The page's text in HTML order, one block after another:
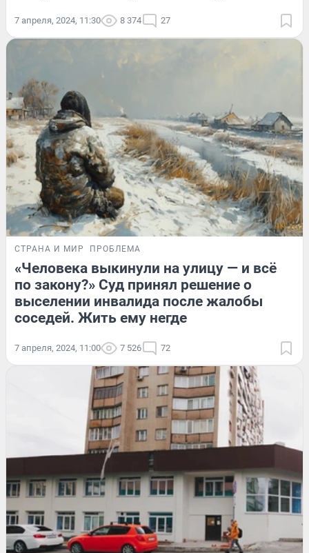
7 апреля, 2024, 11:30 8 374 27
СТРАНА И МИР ПРОБЛЕМА
«Человека выкинули на улицу — и всё
по закону?» Суд принял решение о
выселении инвалида после жалобы
соседей. Жить ему негде
7 апреля, 2024, 11:00 7 526 72